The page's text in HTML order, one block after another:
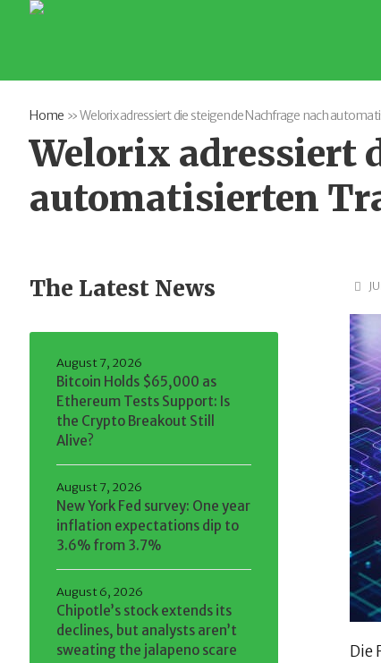
Home »Welorix adressiert die steigende Nachfrage nach
Welorix adressiert
automatisierten
Die
The Latest News
Bitcoin Holds $65,000 as
Ethereum Tests Support: Is
the Crypto Breakout Still
Alive?
August 7, 2026
New York Fed survey: One year
inflation expectations dip to
3.6% from 3.7%
August 7, 2026
Chipotle’s stock extends its
declines, but analysts aren’t
sweating the jalapeno scare
August 6, 2026